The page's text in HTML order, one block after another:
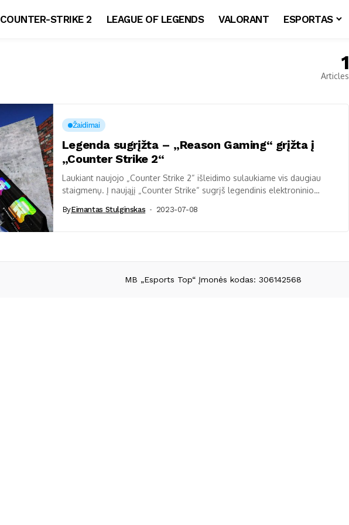
COUNTER-STRIKE 2 LEAGUE OF LEGENDS VALORANT ESPORTAS
1
Articles
Žaidimai
Legenda sugrįžta – „Reason Gaming“ grįžta į
„Counter Strike 2“
Laukiant naujojo „Counter Strike 2“ išleidimo sulaukiame vis daugiau
staigmenų. Į naująjį „Counter Strike“ sugrįš legendinis elektroninio
ByEimantas Stulginskas 2023-07-08
MB „Esports Top“ Įmonės kodas: 306142568